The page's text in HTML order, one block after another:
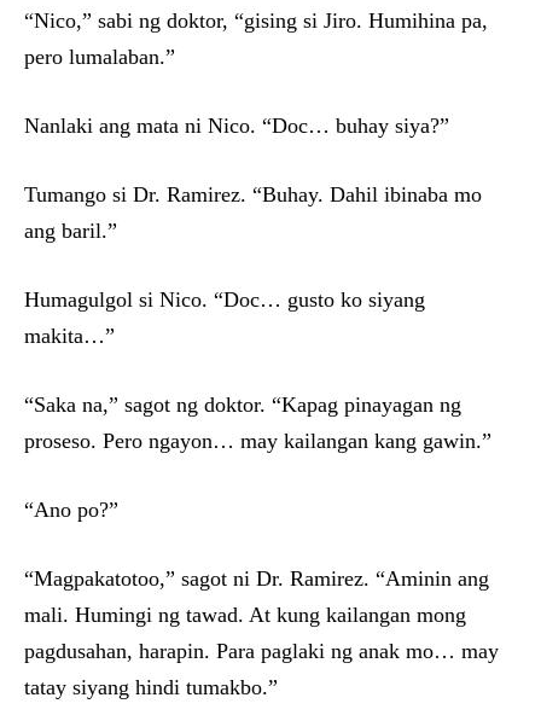
“Nico,” sabi ng doktor, “gising si Jiro. Humihina pa,
pero lumalaban.”
Nanlaki ang mata ni Nico. “Doc… buhay siya?”
Tumango si Dr. Ramirez. “Buhay. Dahil ibinaba mo
ang baril.”
Humagulgol si Nico. “Doc… gusto ko siyang
makita…”
“Saka na,” sagot ng doktor. “Kapag pinayagan ng
proseso. Pero ngayon… may kailangan kang gawin.”
“Ano po?”
“Magpakatotoo,” sagot ni Dr. Ramirez. “Aminin ang
mali. Humingi ng tawad. At kung kailangan mong
pagdusahan, harapin. Para paglaki ng anak mo… may
tatay siyang hindi tumakbo.”